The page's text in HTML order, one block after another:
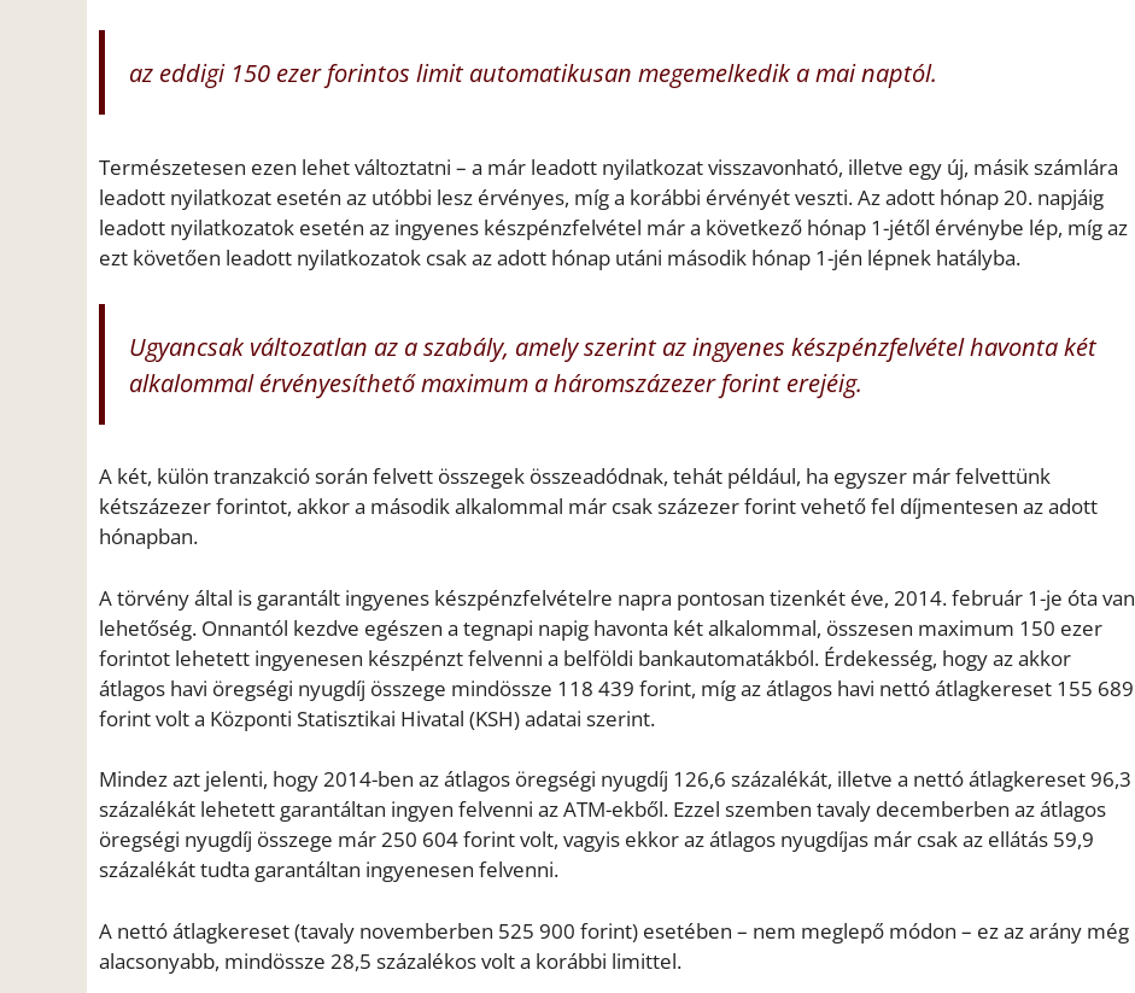
az eddigi 150 ezer forintos limit automatikusan megemelkedik a mai naptól.
Természetesen ezen lehet változtatni – a már leadott nyilatkozat visszavonható, illetve egy új, másik számlára
leadott nyilatkozat esetén az utóbbi lesz érvényes, míg a korábbi érvényét veszti. Az adott hónap 20. napjáig
leadott nyilatkozatok esetén az ingyenes készpénzfelvétel már a következő hónap 1-jétől érvénybe lép, míg az
ezt követően leadott nyilatkozatok csak az adott hónap utáni második hónap 1-jén lépnek hatályba.
Ugyancsak változatlan az a szabály, amely szerint az ingyenes készpénzfelvétel havonta két
alkalommal érvényesíthető maximum a háromszázezer forint erejéig.
A két, külön tranzakció során felvett összegek összeadódnak, tehát például, ha egyszer már felvettünk
kétszázezer forintot, akkor a második alkalommal már csak százezer forint vehető fel díjmentesen az adott
hónapban.
A törvény által is garantált ingyenes készpénzfelvételre napra pontosan tizenkét éve, 2014. február 1-je óta van
lehetőség. Onnantól kezdve egészen a tegnapi napig havonta két alkalommal, összesen maximum 150 ezer
forintot lehetett ingyenesen készpénzt felvenni a belföldi bankautomatákból. Érdekesség, hogy az akkor
átlagos havi öregségi nyugdíj összege mindössze 118 439 forint, míg az átlagos havi nettó átlagkereset 155 689
forint volt a Központi Statisztikai Hivatal (KSH) adatai szerint.
Mindez azt jelenti, hogy 2014-ben az átlagos öregségi nyugdíj 126,6 százalékát, illetve a nettó átlagkereset 96,3
százalékát lehetett garantáltan ingyen felvenni az ATM-ekből. Ezzel szemben tavaly decemberben az átlagos
öregségi nyugdíj összege már 250 604 forint volt, vagyis ekkor az átlagos nyugdíjas már csak az ellátás 59,9
százalékát tudta garantáltan ingyenesen felvenni.
A nettó átlagkereset (tavaly novemberben 525 900 forint) esetében – nem meglepő módon – ez az arány még
alacsonyabb, mindössze 28,5 százalékos volt a korábbi limittel.